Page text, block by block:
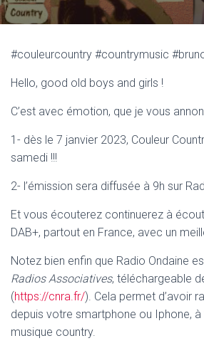
#couleurcountry #countrymusic
Hello, good old boys and girls !
C’est avec émotion, que je vous
1- dès le 7 janvier 2023, Couleur
samedi !!!
2- l’émission sera diffusée à 9h sur
Et vous écouterez continuerez à
DAB+, partout en France, avec un
Notez bien enfin que Radio Ondaine
Radios Associatives, téléchargeable
(https://cnra.fr/). Cela permet d’avoir
depuis votre smartphone ou Iphone,
musique country.